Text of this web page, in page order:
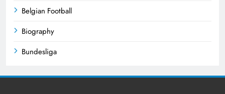
Belgian Football
Biography
Bundesliga